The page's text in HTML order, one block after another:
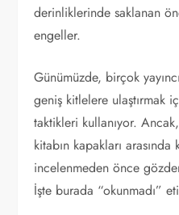
derinliklerinde saklanan
engeller.
Günümüzde, birçok
geniş kitlelere ulaştırmak
taktikleri kullanıyor.
kitabın kapakları
incelenmeden önce
İşte burada “okunmadı”